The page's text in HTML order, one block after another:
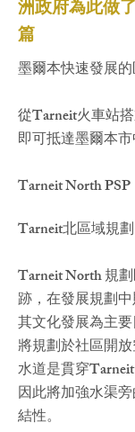
洲政府為此做
篇
墨爾本快速發展
從Tarneit火車站
即可抵達墨爾本
Tarneit North PSP
Tarneit北區域規劃
Tarneit North 規
跡，在發展規劃
其文化發展為主
將規劃於社區開放
水道是貫穿
因此將加強水渠
結性。